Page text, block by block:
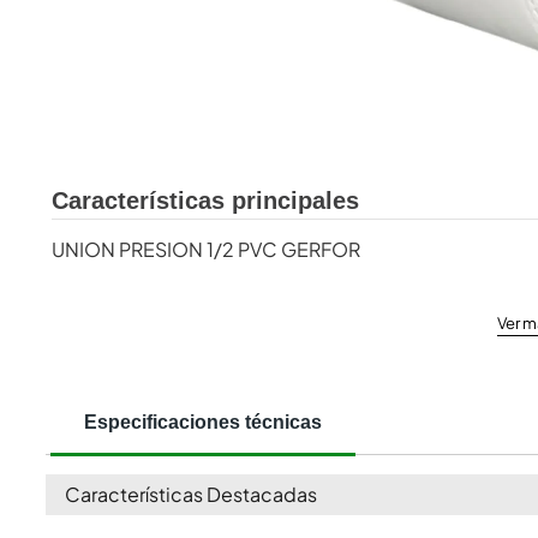
Características principales
UNION PRESION 1/2 PVC GERFOR
Ver
Especificaciones técnicas
Características Destacadas